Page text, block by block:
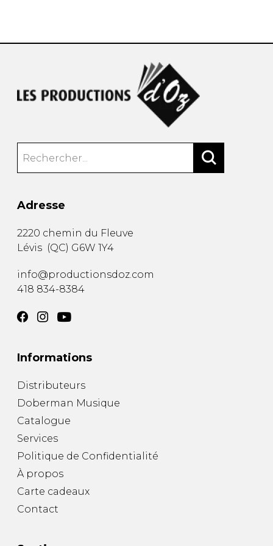
Adresse
2220 chemin du Fleuve
Lévis (QC) G6W 1Y4
info@productionsdoz.com
418 834-8384
Informations
Distributeurs
Doberman Musique
Catalogue
Services
Politique de Confidentialité
À propos
Carte cadeaux
Contact